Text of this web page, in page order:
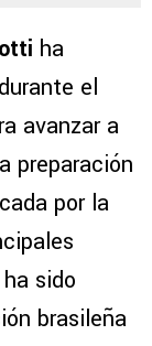
ha
el
avanzar a
preparación
por la
sido
brasileña